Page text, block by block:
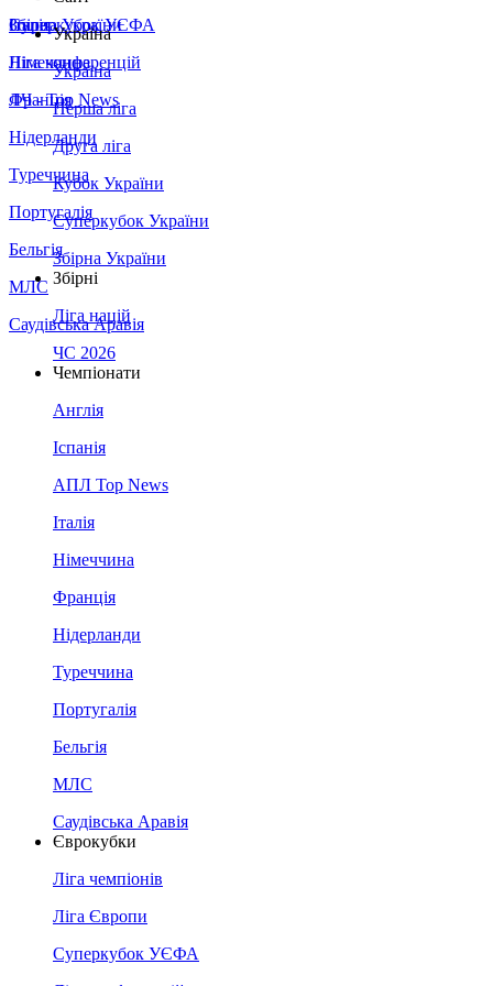
Збірна України
Італія
Німеччина
Франція
Нідерланди
Туреччина
Португалія
Бельгія
МЛС
Саудівська Аравія
Суперкубок УЄФА
Ліга конференцій
ЛЧ - Top News
Україна
Україна
Перша ліга
Друга ліга
Кубок України
Суперкубок України
Збірна України
Збірні
Ліга націй
ЧС 2026
Чемпіонати
Англія
Іспанія
АПЛ Top News
Італія
Німеччина
Франція
Нідерланди
Туреччина
Португалія
Бельгія
МЛС
Саудівська Аравія
Єврокубки
Ліга чемпіонів
Ліга Європи
Суперкубок УЄФА